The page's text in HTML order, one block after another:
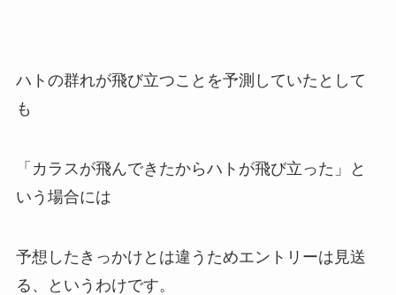
ハトの群れが飛び立つことを予測していたとして
も
「カラスが飛んできたからハトが飛び立った」と
いう場合には
予想したきっかけとは違うためエントリーは見送
る、というわけです。